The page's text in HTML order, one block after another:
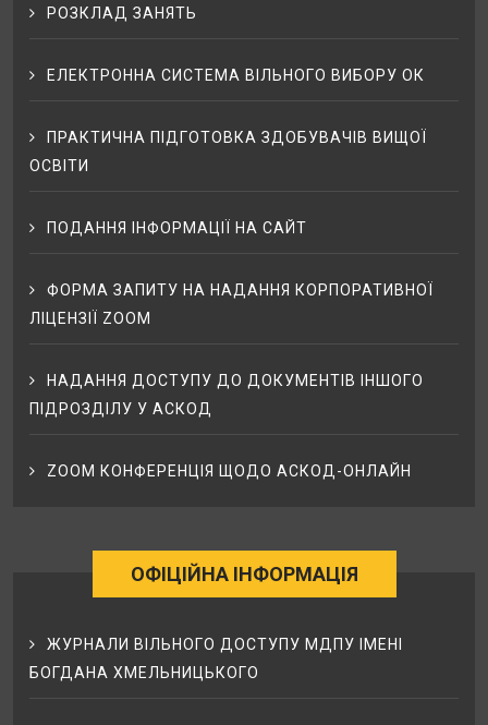
РОЗКЛАД ЗАНЯТЬ
ЕЛЕКТРОННА СИСТЕМА ВІЛЬНОГО ВИБОРУ ОК
ПРАКТИЧНА ПІДГОТОВКА ЗДОБУВАЧІВ ВИЩОЇ
ОСВІТИ
ПОДАННЯ ІНФОРМАЦІЇ НА САЙТ
ФОРМА ЗАПИТУ НА НАДАННЯ КОРПОРАТИВНОЇ
ЛІЦЕНЗІЇ ZOOM
НАДАННЯ ДОСТУПУ ДО ДОКУМЕНТІВ ІНШОГО
ПІДРОЗДІЛУ У АСКОД
ZOOM КОНФЕРЕНЦІЯ ЩОДО АСКОД-ОНЛАЙН
ОФІЦІЙНА ІНФОРМАЦІЯ
ЖУРНАЛИ ВІЛЬНОГО ДОСТУПУ МДПУ ІМЕНІ
БОГДАНА ХМЕЛЬНИЦЬКОГО